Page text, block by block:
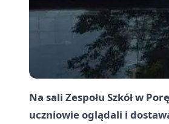
Na sali Zespołu Szkół w
uczniowie oglądali i